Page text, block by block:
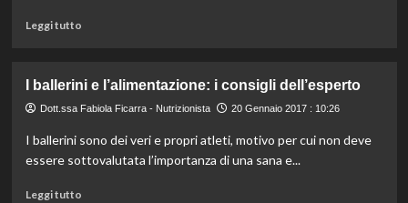
regna
del
menù
Leggi tuttoLeggi
Il
gelato
trasforma
in
fiore
I ballerini e l’alimentazione: i consigli dell’esperto
Dott.ssa Fabiola Ficarra - Nutrizionista 20 Gennaio 2017 : 10:26
I ballerini sono dei veri e propri atleti, motivo per cui non deve
essere sottovalutata l’importanza di una sana e...
Leggi tuttoLeggi